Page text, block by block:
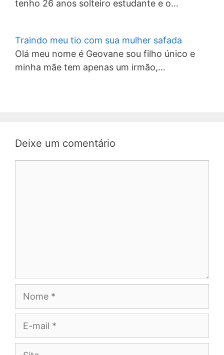
tenho 26 anos solteiro estudante e o…
Traindo meu tio com sua mulher safada
Olá meu nome é Geovane sou filho único e
minha mãe tem apenas um irmão,…
Deixe um comentário
Site